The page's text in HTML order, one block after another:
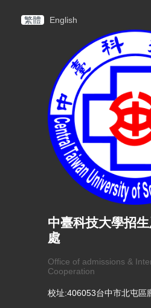
繁體 English
中臺科技大學招
處
Office of admissions &
Cooperation
校址:406053台中市北屯區